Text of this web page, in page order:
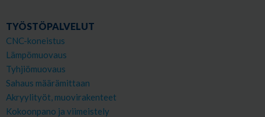
TYÖSTÖPALVELUT
CNC-koneistus
Lämpömuovaus
Tyhjiömuovaus
Sahaus määrämittaan
Akryylityöt, muovirakenteet
Kokoonpano ja viimeistely